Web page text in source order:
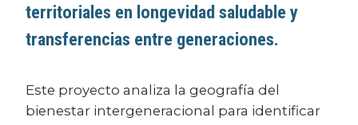
territoriales en longevidad saludable y
transferencias entre generaciones.
Este proyecto analiza la geografía del
bienestar intergeneracional para identificar